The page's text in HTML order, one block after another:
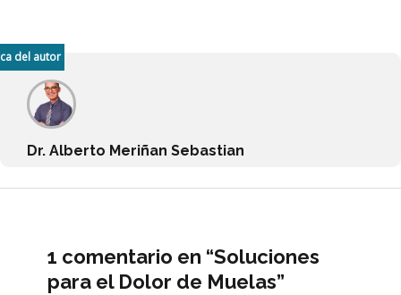
del autor
Dr. Alberto Meriñan Sebastian
1 comentario en “Soluciones
para el Dolor de Muelas”